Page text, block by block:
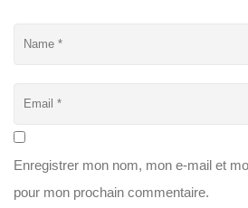
Enregistrer mon nom, mon e-mail et
pour mon prochain commentaire.